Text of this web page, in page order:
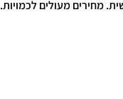
מחירים מעולים לכמויות.